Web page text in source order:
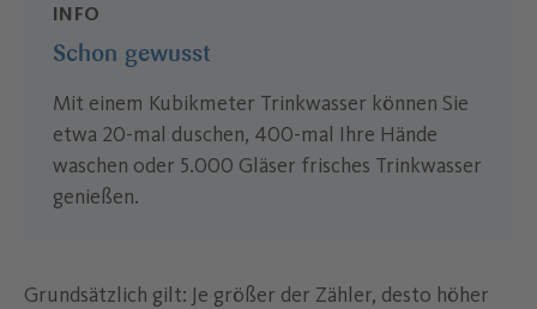
INFO
Schon gewusst
Mit einem Kubikmeter Trinkwasser können Sie
etwa 20-mal duschen, 400-mal Ihre Hände
waschen oder 5.000 Gläser frisches Trinkwasser
genießen.
Grundsätzlich gilt: Je größer der Zähler, desto höher